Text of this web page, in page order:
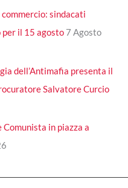
sindacati
per il 15 agosto 7 Agosto
dell’Antimafia presenta il
Salvatore Curcio
in piazza a